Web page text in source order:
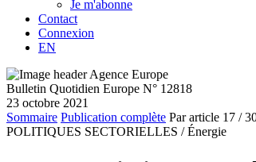
Je m'abonne
Contact
Connexion
EN
Bulletin Quotidien Europe N° 12818
23 octobre 2021
Sommaire Publication complète Par article 17 /
POLITIQUES SECTORIELLES / Énergie